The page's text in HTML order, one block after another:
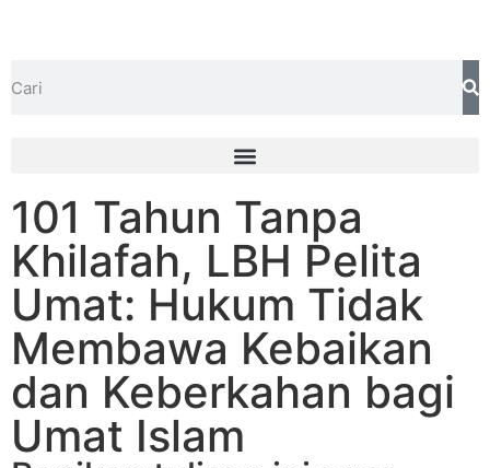
101 Tahun Tanpa
Khilafah, LBH Pelita
Umat: Hukum Tidak
Membawa Kebaikan
dan Keberkahan bagi
Umat Islam